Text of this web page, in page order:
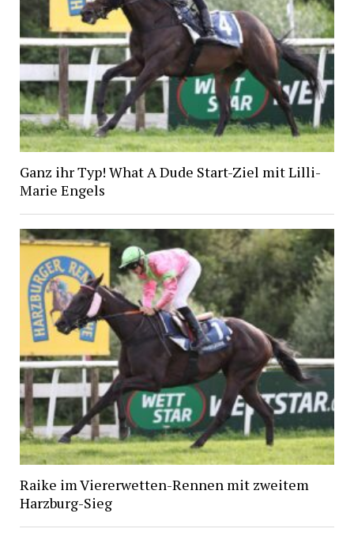
Ganz ihr Typ! What A Dude Start-Ziel mit Lilli-
Marie Engels
Raike im Viererwetten-Rennen mit zweitem
Harzburg-Sieg